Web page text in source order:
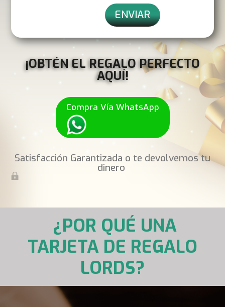
ENVIAR
¡OBTÉN EL REGALO PERFECTO
AQUÍ!
Compra Vía WhatsApp
Satisfacción Garantizada o te devolvemos tu
dinero
¿POR QUÉ UNA
TARJETA DE REGALO
LORDS?